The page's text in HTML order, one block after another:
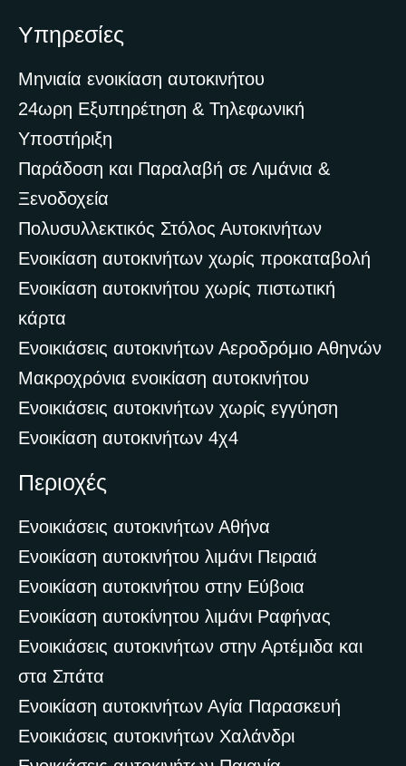
Περιοχές
Ενοικιάσεις αυτοκινήτων Αθήνα
Ενοικίαση αυτοκινήτου λιμάνι Πειραιά
Ενοικίαση αυτοκινήτου στην Εύβοια
Ενοικίαση αυτοκίνητου λιμάνι Ραφήνας
Ενοικιάσεις αυτοκινήτων στην Αρτέμιδα και
στα Σπάτα
Ενοικίαση αυτοκινήτων Αγία Παρασκευή
Ενοικιάσεις αυτοκινήτων Χαλάνδρι
Υπηρεσίες
Μηνιαία ενοικίαση αυτοκινήτου
24ωρη Εξυπηρέτηση & Τηλεφωνική
Υποστήριξη
Παράδοση και Παραλαβή σε Λιμάνια &
Ξενοδοχεία
Πολυσυλλεκτικός Στόλος Αυτοκινήτων
Ενοικίαση αυτοκινήτων χωρίς προκαταβολή
Ενοικίαση αυτοκινήτου χωρίς πιστωτική
κάρτα
Ενοικιάσεις αυτοκινήτων Αεροδρόμιο Αθηνών
Μακροχρόνια ενοικίαση αυτοκινήτου
Ενοικιάσεις αυτοκινήτων χωρίς εγγύηση
Ενοικίαση αυτοκινήτων 4χ4